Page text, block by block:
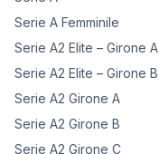
Serie A Femminile
Serie A2 Elite – Girone A
Serie A2 Elite – Girone B
Serie A2 Girone A
Serie A2 Girone B
Serie A2 Girone C